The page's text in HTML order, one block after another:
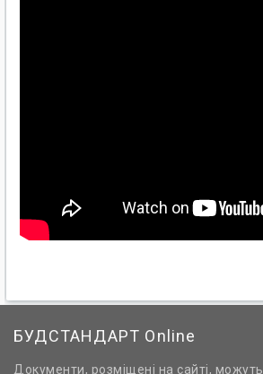
БУДСТАНДАРТ Online
Документи, розміщені на сайті, можуть